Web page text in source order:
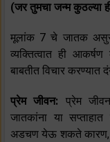
(जर तुमचा जन्म कुठल्या
मूलांक 7 चे जातक
व्यक्तित्वात ही
बाबतीत विचार करण्यात
प्रेम जीवन: प्रेम
जातकांना या सप्ताहात
अडचण येऊ शकते कारण,